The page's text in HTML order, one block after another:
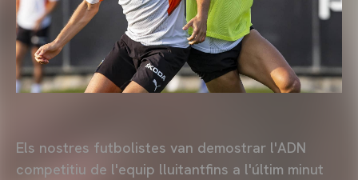
Els nostres futbolistes van demostrar l'ADN
competitiu de l'equip lluitantfins a l'últim minut